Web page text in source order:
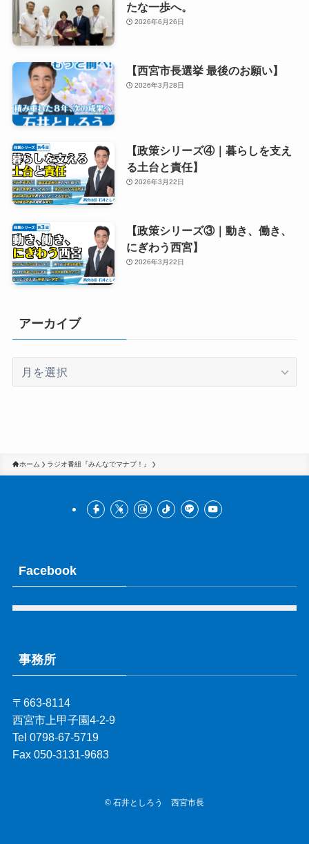
たな一歩へ。
2026年6月26日
【西宮市長選挙 最後のお願い】
2026年3月28日
【政策シリーズ④｜暮らしを支え
る土台と責任】
2026年3月22日
【政策シリーズ③｜動き、働き、
にぎわう西宮】
2026年3月22日
アーカイブ
ホーム ラジオ番組『みんなでマナブ！』
Facebook
事務所
〒663-8114
西宮市上甲子園4-2-9
Tel 0798-67-5719
Fax 050-3131-9683
© 石井としろう 西宮市長